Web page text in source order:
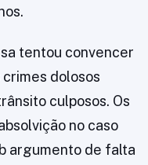
tentou convencer
dolosos
culposos. Os
no caso
argumento de falta